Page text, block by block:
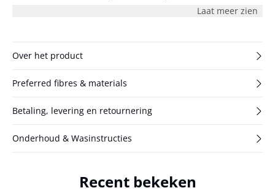
Laat meer zien
Over het product
Preferred fibres & materials
Betaling, levering en retournering
Onderhoud & Wasinstructies
Recent bekeken